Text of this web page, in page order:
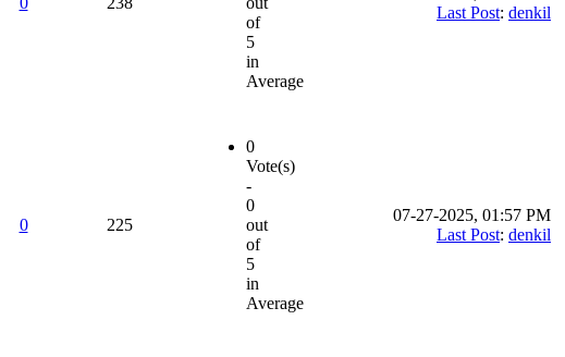
of
5
in
Average
Last Post: denkil
0 225
0
Vote(s)
-
0
out
of
5
in
Average
07-27-2025, 01:57 PM
Last Post: denkil